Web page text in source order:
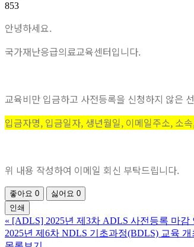
853
안녕하세요.
국가재난응급의료교육센터입니다.
교육비만 입금하고 사전등록을 신청하지 않은
입금자명, 입금일자, 생년월일, 이메일주소, 소
위 내용 작성하여 이메일 회신 부탁드립니다.
좋아요 0 싫어요 0
인쇄
« [ADLS] 2025년 제3차 ADLS 사전등록 마감
2025년 제6차 NDLS 기초과정(BDLS) 교육 개